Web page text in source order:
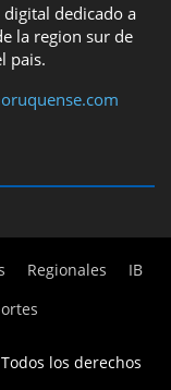
dedicado a
la region sur de
pais.
Regionales
IB
los derechos